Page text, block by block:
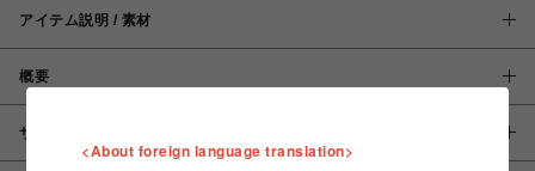
アイテム説明 / 素材
概要
サイズ
<About foreign language translation>